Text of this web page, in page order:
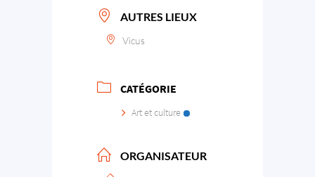
AUTRES LIEUX
Vicus
CATÉGORIE
Art et culture
ORGANISATEUR